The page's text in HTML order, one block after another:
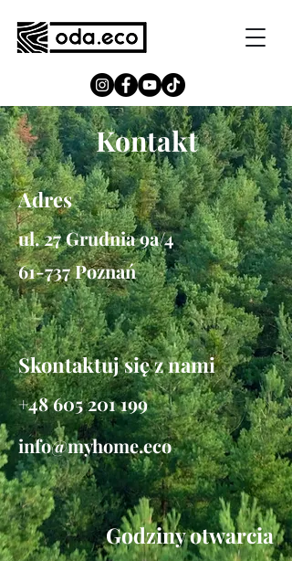
Kontakt
Adres
ul. 27 Grudnia 9a/4
61-737 Poznań
Skontaktuj się z nami
+48 605 201 199
info@myhome.eco
Godziny otwarcia